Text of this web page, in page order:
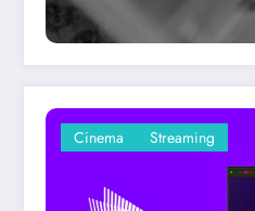
Cinema Streaming